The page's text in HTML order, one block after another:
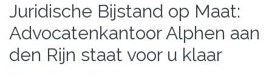
Juridische Bijstand op Maat:
Advocatenkantoor Alphen aan
den Rijn staat voor u klaar